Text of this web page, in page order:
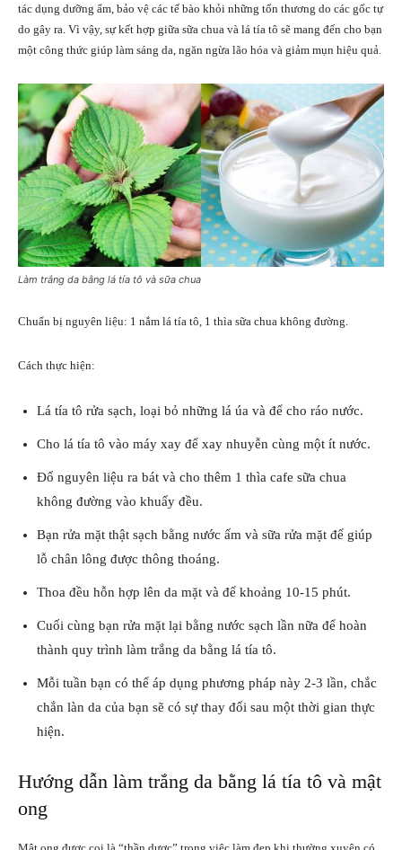
tác dụng dưỡng ẩm, bảo vệ các tế bào khỏi những tổn thương do các gốc tự
do gây ra. Vì vậy, sự kết hợp giữa sữa chua và lá tía tô sẽ mang đến cho bạn
một công thức giúp làm sáng da, ngăn ngừa lão hóa và giảm mụn hiệu quả.
Làm trắng da bằng lá tía tô và sữa chua
Chuẩn bị nguyên liệu: 1 nắm lá tía tô, 1 thìa sữa chua không đường.
Cách thực hiện:
Lá tía tô rửa sạch, loại bỏ những lá úa và để cho ráo nước.
Cho lá tía tô vào máy xay để xay nhuyễn cùng một ít nước.
Đổ nguyên liệu ra bát và cho thêm 1 thìa cafe sữa chua
không đường vào khuấy đều.
Bạn rửa mặt thật sạch bằng nước ấm và sữa rửa mặt để giúp
lỗ chân lông được thông thoáng.
Thoa đều hỗn hợp lên da mặt và để khoảng 10-15 phút.
Cuối cùng bạn rửa mặt lại bằng nước sạch lần nữa để hoàn
thành quy trình làm trắng da bằng lá tía tô.
Mỗi tuần bạn có thể áp dụng phương pháp này 2-3 lần, chắc
chắn làn da của bạn sẽ có sự thay đổi sau một thời gian thực
hiện.
Hướng dẫn làm trắng da bằng lá tía tô và mật
ong
Mật ong được coi là “thần dược” trong việc làm đẹp khi thường xuyên có